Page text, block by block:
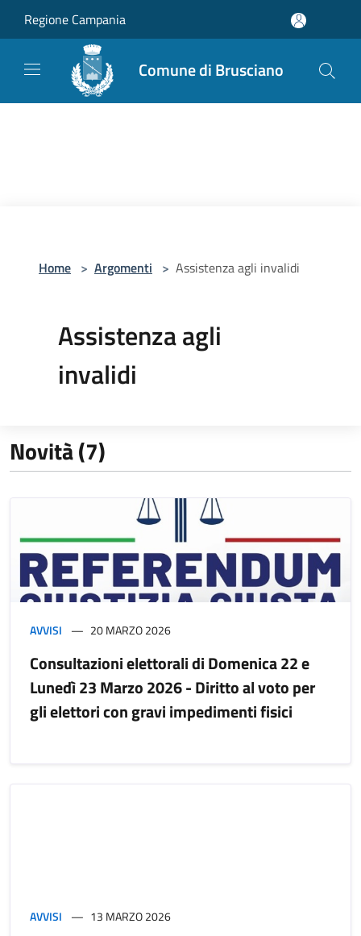
Regione Campania
Comune di Brusciano
Home > Argomenti > Assistenza agli invalidi
Assistenza agli
invalidi
Novità (7)
AVVISI 20 MARZO 2026
Consultazioni elettorali di Domenica 22 e
Lunedì 23 Marzo 2026 - Diritto al voto per
gli elettori con gravi impedimenti fisici
AVVISI 13 MARZO 2026